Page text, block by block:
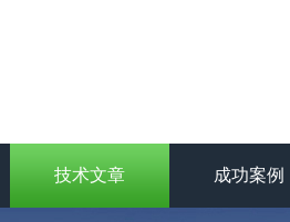
技术文章 成功案例